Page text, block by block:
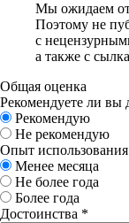
Мы ожидаем от
Поэтому не
с
а также с
Общая оценка
Рекомендуете ли вы
Рекомендую
Не рекомендую
Опыт использования
Менее месяца
Не более года
Более года
Достоинства *